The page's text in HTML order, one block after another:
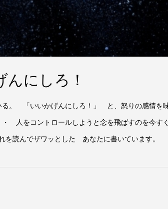
んにしろ！
る。 「いいかげんにしろ！」 と、怒りの感情
・ 人をコントロールしようと念を飛ばすのを今
でザワッとした あなたに書いています。